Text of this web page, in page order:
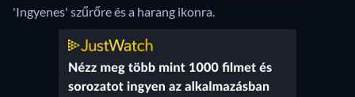
'Ingyenes' szűrőre és a harang ikonra.